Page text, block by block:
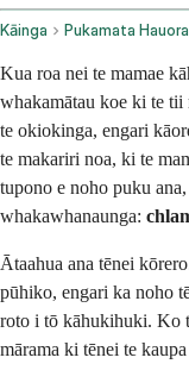
Kāinga Pukamata Hauora
Kua roa nei te mamae
whakamātau koe ki te tii
te okiokinga, engari
te makariri noa, ki te
tupono e noho puku
whakawhanaunga:
Ātaahua ana tēnei
pūhiko, engari ka noho
roto i tō kāhukihuki. Ko
mārama ki tēnei te